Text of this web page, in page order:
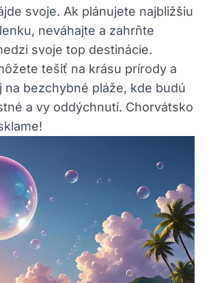
svoje. Ak plánujete najbližšiu
neváhajte a zahrňte
svoje top destinácie.
tešiť na krásu prírody a
na bezchybné pláže, kde budú
a vy oddýchnutí. Chorvátsko